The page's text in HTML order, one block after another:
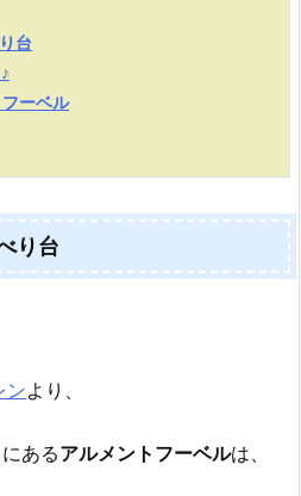
台
ーベル
り台
ンより、
あるアルメントフーベルは、